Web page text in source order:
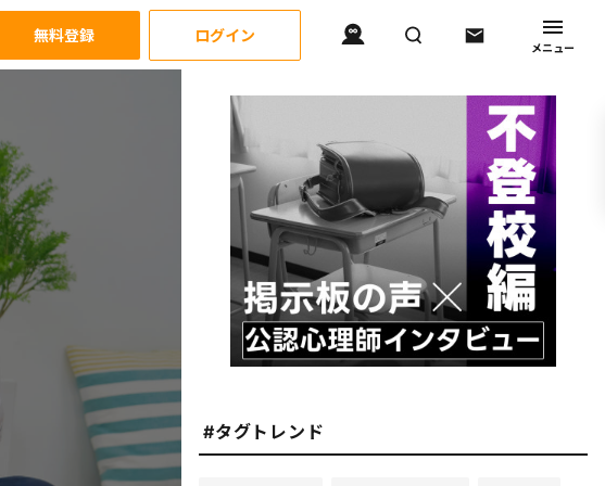
無料登録 ログイン
メニュー
#タグトレンド